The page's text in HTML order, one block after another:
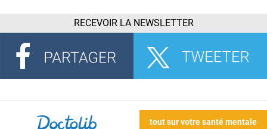
RECEVOIR LA NEWSLETTER
tout sur votre santé mentale